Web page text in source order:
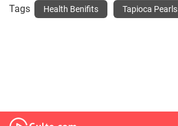
Tags Health Benifits Tapioca Pearls